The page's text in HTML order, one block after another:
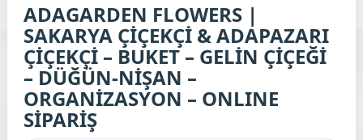
ADAGARDEN FLOWERS |
SAKARYA ÇİÇEKÇİ & ADAPAZARI
ÇİÇEKÇİ – BUKET – GELİN ÇİÇEĞİ
– DÜĞÜN-NİŞAN –
ORGANİZASYON – ONLINE
SİPARİŞ